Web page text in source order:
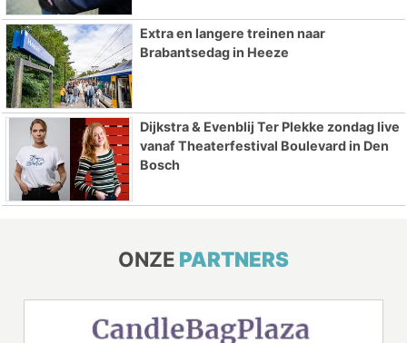
Extra en langere treinen naar
Brabantsedag in Heeze
Dijkstra & Evenblij Ter Plekke zondag live
vanaf Theaterfestival Boulevard in Den
Bosch
ONZE PARTNERS